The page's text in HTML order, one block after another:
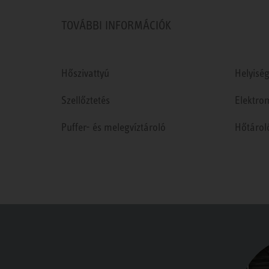
TOVÁBBI INFORMÁCIÓK
Hőszivattyú
Szellőztetés
Puffer- és melegvíztároló